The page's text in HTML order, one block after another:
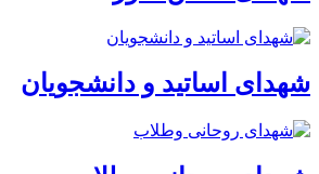
شهدای اساتید و دانشجویان